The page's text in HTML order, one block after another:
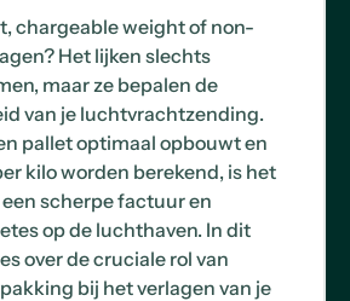
chargeable weight of non-
Het lijken slechts
maar ze bepalen de
van je luchtvrachtzending.
pallet optimaal opbouwt en
kilo worden berekend, is het
scherpe factuur en
op de luchthaven. In dit
over de cruciale rol van
bij het verlagen van je